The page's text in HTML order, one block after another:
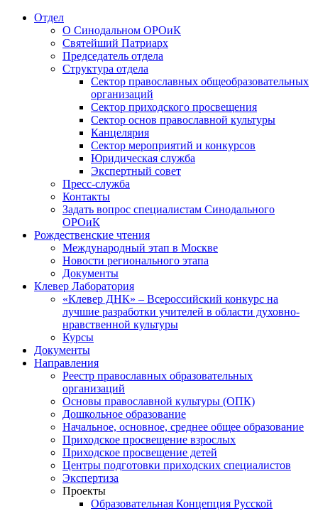
Отдел
О Синодальном ОРОиК
Святейший Патриарх
Председатель отдела
Структура отдела
Сектор православных общеобразовательных
организаций
Сектор приходского просвещения
Сектор основ православной культуры
Канцелярия
Сектор мероприятий и конкурсов
Юридическая служба
Экспертный совет
Пресс-служба
Контакты
Задать вопрос специалистам Синодального
ОРОиК
Рождественские чтения
Международный этап в Москве
Новости регионального этапа
Документы
Клевер Лаборатория
«Клевер ДНК» – Всероссийский конкурс на
лучшие разработки учителей в области духовно-
нравственной культуры
Курсы
Документы
Направления
Реестр православных образовательных
организаций
Основы православной культуры (ОПК)
Дошкольное образование
Начальное, основное, среднее общее образование
Приходское просвещение взрослых
Приходское просвещение детей
Центры подготовки приходских специалистов
Экспертиза
Проекты
Образовательная Концепция Русской